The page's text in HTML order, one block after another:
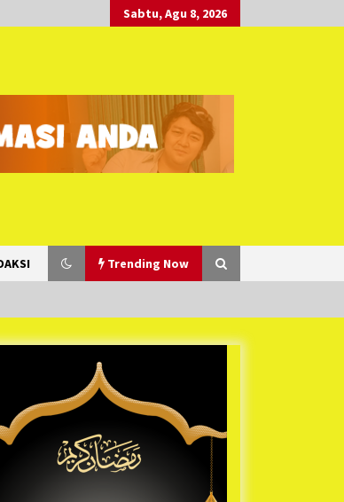
Sabtu, Agu 8, 2026
Trending Now
Duh Kacau Banget, Karena Kecewa
Tak Dapat Fasilitas yang Sesuai,
Para Peserta Retret Aparatur Desa
Kabupaten Bekasi Pulang duluan
Sebelum Waktunya
1 tahun ago
Ketua Umum Jurpala KOSMI
Indonesia Gilang Bayu Nugraha,
S.H, Ucapkan Terimakasih Atas